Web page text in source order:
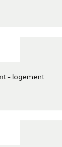
- logement